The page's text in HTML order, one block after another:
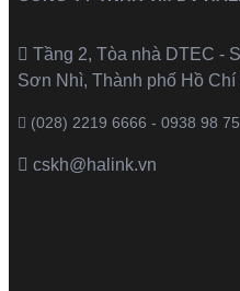
Tầng 2, Tòa nhà DTEC -
Sơn Nhì, Thành phố Hồ Chí
(028) 2219 6666 - 0938 98
cskh@halink.vn